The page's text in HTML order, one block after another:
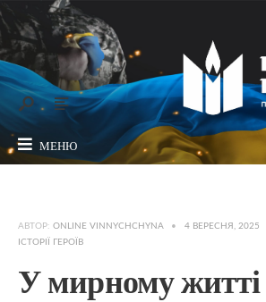
МЕНЮ
АВТОР: ONLINE VINNYCHCHYNA • 4 ВЕРЕСНЯ, 2025
ІСТОРІЇ ГЕРОЇВ
У мирному житті